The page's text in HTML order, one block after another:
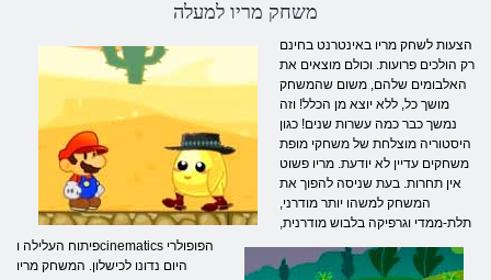
משחק מריו למעלה
הצעות לשחק מריו באינטרנט בחינם
רק הולכים פרועות. וכולם מוצאים את
האלבומים שלהם, משום שהמשחק
מושך כל, ללא יוצא מן הכלל! וזה
נמשך כבר כמה עשרות שנים! כגון
היסטוריה מוצלחת של משחקי מופת
משחקים עדיין לא יודעת. מריו פשוט
אין תחרות. בעת שניסה להפוך את
המשחק למשהו יותר מודרני,
תלת-ממדי וגרפיקה בלבוש מודרנית,
פיתוח העלילה וcinematics הפופולרי
היום נדונו לכישלון. המשחק מריו